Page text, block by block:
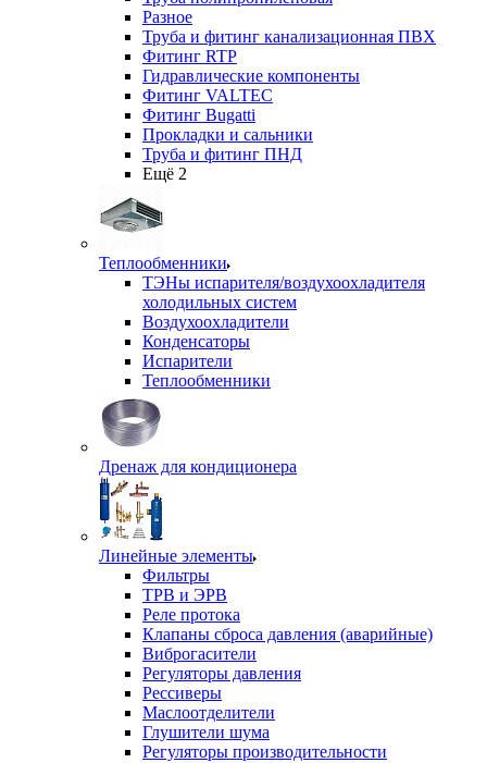
Разное
Труба и фитинг канализационная ПВХ
Фитинг RTP
Гидравлические компоненты
Фитинг VALTEC
Фитинг Bugatti
Прокладки и сальники
Труба и фитинг ПНД
Ещё 2
Теплообменники
ТЭНы испарителя/воздухоохладителя
холодильных систем
Воздухоохладители
Конденсаторы
Испарители
Теплообменники
Дренаж для кондиционера
Линейные элементы
Фильтры
ТРВ и ЭРВ
Реле протока
Клапаны сброса давления (аварийные)
Виброгасители
Регуляторы давления
Рессиверы
Маслоотделители
Глушители шума
Регуляторы производительности